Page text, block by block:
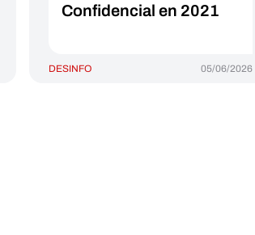
Confidencial en 2021
DESINFO 05/06/2026